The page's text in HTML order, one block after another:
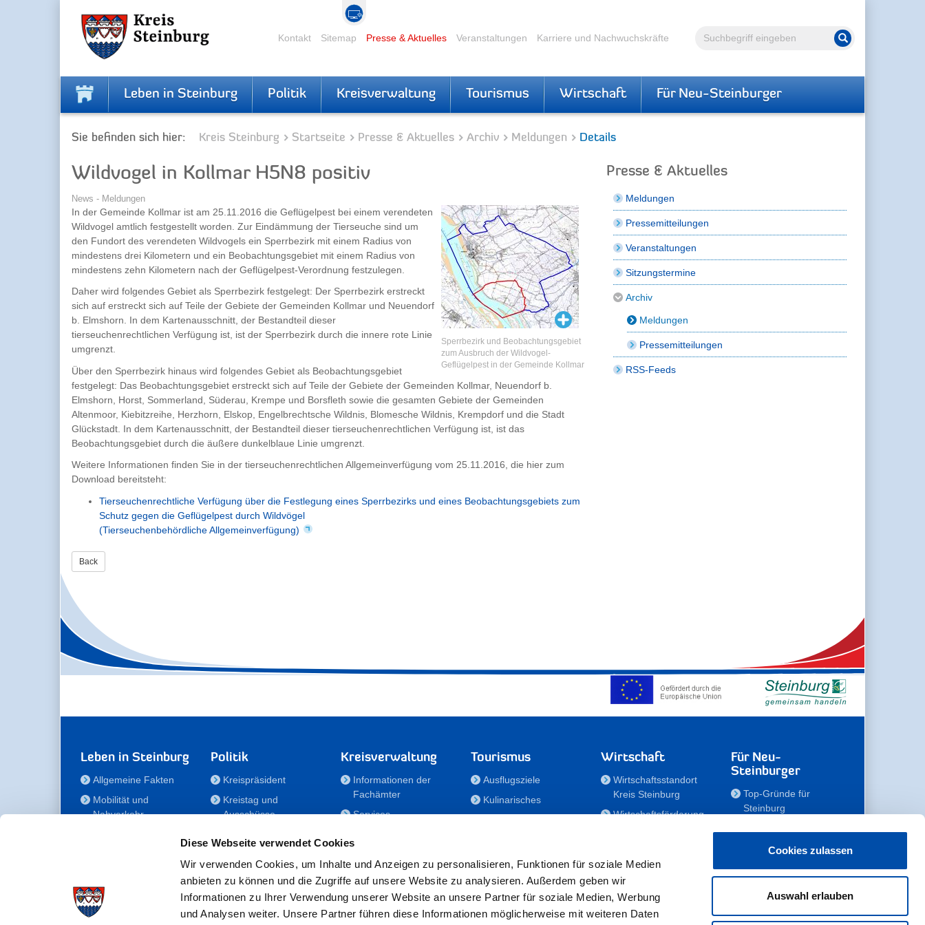
Diese Webseite verwendet Cookies
Wir verwenden Cookies, um Inhalte und Anzeigen zu personalisieren, Funktionen für soziale Medien
anbieten zu können und die Zugriffe auf unsere Website zu analysieren. Außerdem geben wir
Informationen zu Ihrer Verwendung unserer Website an unsere Partner für soziale Medien, Werbung
und Analysen weiter. Unsere Partner führen diese Informationen möglicherweise mit weiteren Daten
Cookies zulassen
Auswahl erlauben
Volltextsuche Suche starten
Kontakt Sitemap Presse & Aktuelles Veranstaltungen Karriere und Nachwuchskräfte
Leben in Steinburg Politik Kreisverwaltung Tourismus Wirtschaft Für Neu-Steinburger
Sie befinden sich hier: Kreis Steinburg Startseite Presse & Aktuelles Archiv Meldungen Details
Wildvogel in Kollmar H5N8 positiv
News - Meldungen
Sperrbezirk und Beobachtungsgebiet
zum Ausbruch der Wildvogel-
Geflügelpest in der Gemeinde Kollmar
In der Gemeinde Kollmar ist am 25.11.2016 die Geflügelpest bei einem verendeten
Wildvogel amtlich festgestellt worden. Zur Eindämmung der Tierseuche sind um
den Fundort des verendeten Wildvogels ein Sperrbezirk mit einem Radius von
mindestens drei Kilometern und ein Beobachtungsgebiet mit einem Radius von
mindestens zehn Kilometern nach der Geflügelpest-Verordnung festzulegen.
Daher wird folgendes Gebiet als Sperrbezirk festgelegt: Der Sperrbezirk erstreckt
sich auf erstreckt sich auf Teile der Gebiete der Gemeinden Kollmar und Neuendorf
b. Elmshorn. In dem Kartenausschnitt, der Bestandteil dieser
tierseuchenrechtlichen Verfügung ist, ist der Sperrbezirk durch die innere rote Linie
umgrenzt.
Über den Sperrbezirk hinaus wird folgendes Gebiet als Beobachtungsgebiet
festgelegt: Das Beobachtungsgebiet erstreckt sich auf Teile der Gebiete der Gemeinden Kollmar, Neuendorf b.
Elmshorn, Horst, Sommerland, Süderau, Krempe und Borsfleth sowie die gesamten Gebiete der Gemeinden
Altenmoor, Kiebitzreihe, Herzhorn, Elskop, Engelbrechtsche Wildnis, Blomesche Wildnis, Krempdorf und die Stadt
Glückstadt. In dem Kartenausschnitt, der Bestandteil dieser tierseuchenrechtlichen Verfügung ist, ist das
Beobachtungsgebiet durch die äußere dunkelblaue Linie umgrenzt.
Weitere Informationen finden Sie in der tierseuchenrechtlichen Allgemeinverfügung vom 25.11.2016, die hier zum
Download bereitsteht:
Tierseuchenrechtliche Verfügung über die Festlegung eines Sperrbezirks und eines Beobachtungsgebiets zum
Schutz gegen die Geflügelpest durch Wildvögel
(Tierseuchenbehördliche Allgemeinverfügung)
Back
Presse & Aktuelles
Meldungen
Pressemitteilungen
Veranstaltungen
Sitzungstermine
Archiv
Meldungen
Pressemitteilungen
RSS-Feeds
Leben in Steinburg
Allgemeine Fakten
Mobilität und
Nahverkehr
Gesundheit
Bildung
Politik
Kreispräsident
Kreistag und
Ausschüsse
für Menschen mit
Behinderung
Der
Kreisseniorenbeirat
Förderstiftung
Kreisverwaltung
Informationen der
Fachämter
Services
Nachwuchskräfte
Notdienste
Bekanntmachungen
Formulare/Downloads
Tourismus
Ausflugsziele
Kulinarisches
Veranstaltungen
Wirtschaft
Wirtschaftsstandort
Kreis Steinburg
Wirtschaftsförderung
Zahlen, Daten,
Fakten
Gewerbeflächen
Für Neu-
Steinburger
Top-Gründe für
Steinburg
Meine Immobilie
Erholen